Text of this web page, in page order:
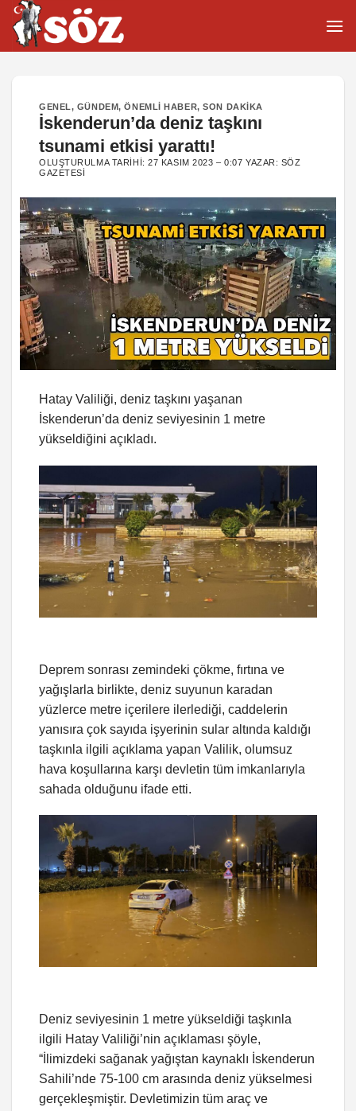
İçeriğe
atla
GENEL, GÜNDEM,ÖNEMLI HABER,SON DAKIKA
İskenderun’da deniz taşkını
tsunami etkisi yarattı!
OLUŞTURULMA TARIHI:27 KASIM 2023 – 0:07 YAZAR: SÖZ
GAZETESI
Hatay Valiliği, deniz taşkını yaşanan
İskenderun’da deniz seviyesinin 1 metre
yükseldiğini açıkladı.
Deprem sonrası zemindeki çökme, fırtına ve
yağışlarla birlikte, deniz suyunun karadan
yüzlerce metre içerilere ilerlediği, caddelerin
yanısıra çok sayıda işyerinin sular altında kaldığı
taşkınla ilgili açıklama yapan Valilik, olumsuz
hava koşullarına karşı devletin tüm imkanlarıyla
sahada olduğunu ifade etti.
Deniz seviyesinin 1 metre yükseldiği taşkınla
ilgili Hatay Valiliği’nin açıklaması şöyle,
“İlimizdeki sağanak yağıştan kaynaklı İskenderun
Sahili’nde 75-100 cm arasında deniz yükselmesi
gerçekleşmiştir. Devletimizin tüm araç ve